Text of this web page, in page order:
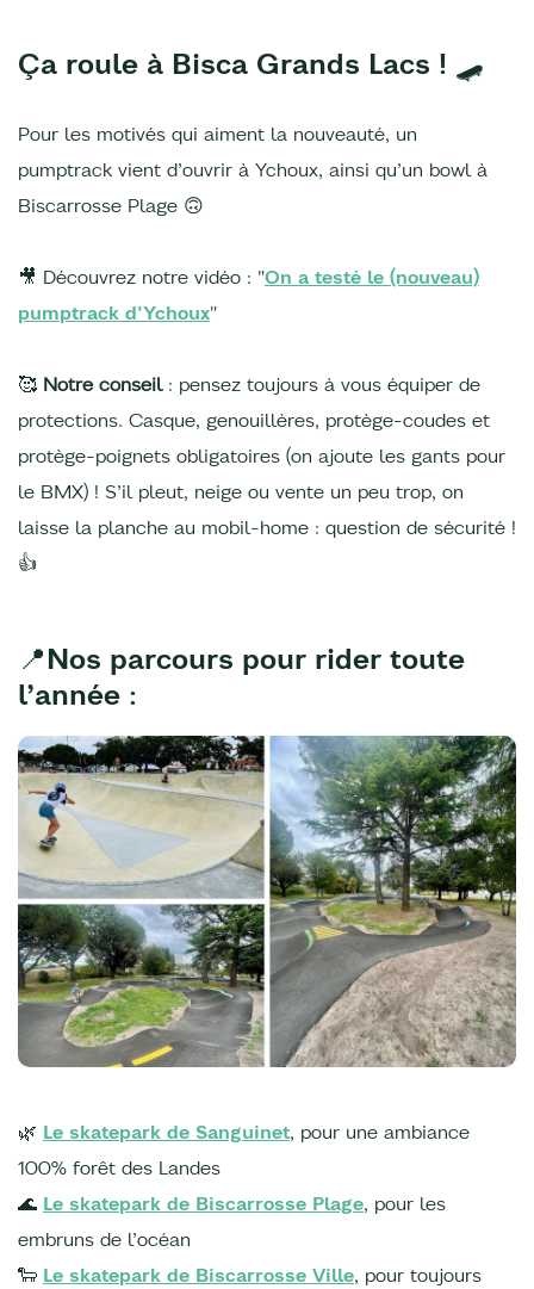
Ça roule à Bisca Grands Lacs ! 🛹
Pour les motivés qui aiment la nouveauté, un
pumptrack vient d’ouvrir à Ychoux, ainsi qu’un bowl à
Biscarrosse Plage 🙃
🎥 Découvrez notre vidéo : "On a testé le (nouveau)
pumptrack d'Ychoux"
🥰 Notre conseil: pensez toujours à vous équiper de
protections. Casque, genouillères, protège-coudes et
protège-poignets obligatoires (on ajoute les gants pour
le BMX) ! S’il pleut, neige ou vente un peu trop, on
laisse la planche au mobil-home : question de sécurité !
👍
📍Nos parcours pour rider toute
l’année :
🌿 Le skatepark de Sanguinet, pour une ambiance
100% forêt des Landes
🌊 Le skatepark de Biscarrosse Plage, pour les
embruns de l’océan
🐑 Le skatepark de Biscarrosse Ville, pour toujours